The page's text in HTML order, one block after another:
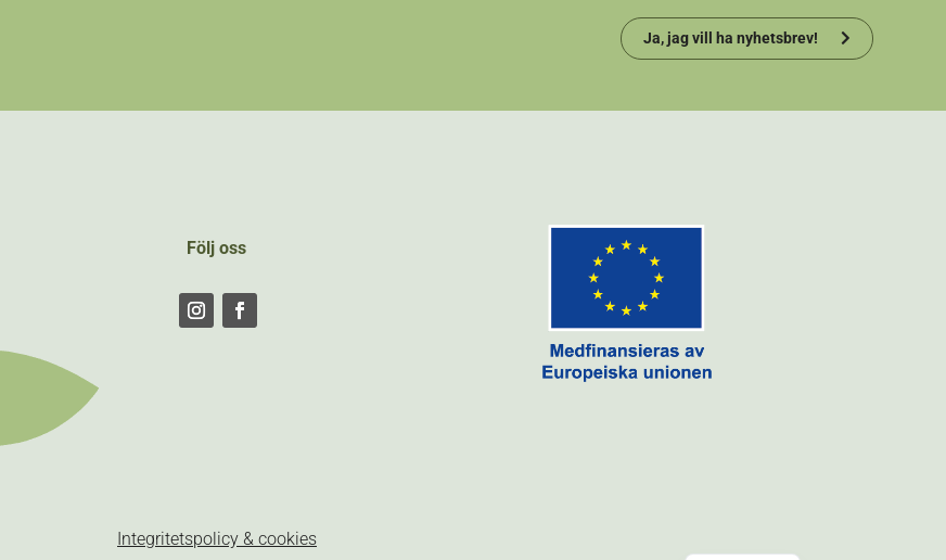
Ja, jag vill ha nyhetsbrev!
Följ oss
Integritetspolicy & cookies